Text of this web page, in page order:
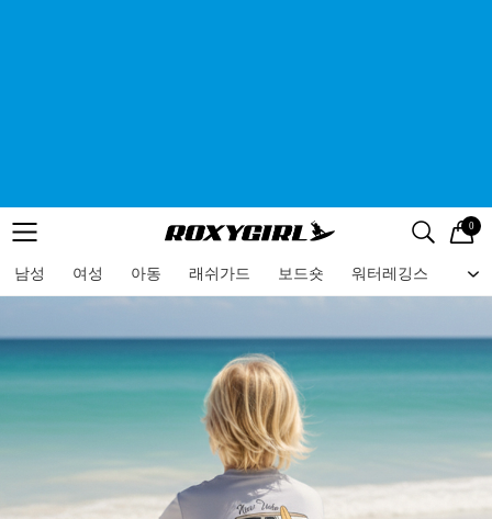
메뉴 검색
로고 0
남성 여성 아동 래쉬가드 보드숏 워터레깅스 비
메뉴